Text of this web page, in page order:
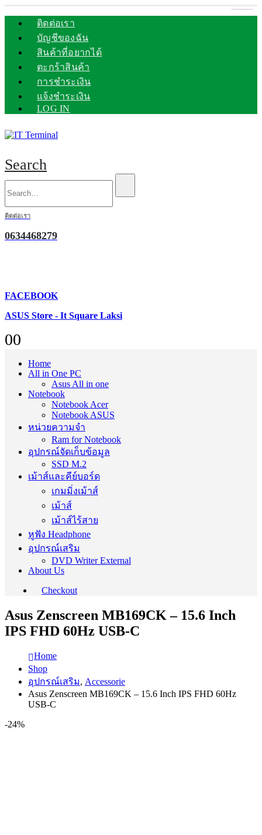
ติดต่อเรา
บัญชีของฉัน
สินค้าที่อยากได้
ตะกร้าสินค้า
การชำระเงิน
แจ้งชำระเงิน
LOG IN
Search
ติดต่อเรา
0634468279
FACEBOOK
ASUS Store - It Square Laksi
00
Home
All in One PC
Asus All in one
Notebook
Notebook Acer
Notebook ASUS
หน่วยความจำ
Ram for Notebook
อุปกรณ์จัดเก็บข้อมูล
SSD M.2
เม้าส์และคีย์บอร์ด
เกมมิ่งเม้าส์
เม้าส์
เม้าส์ไร้สาย
หูฟัง Headphone
อุปกรณ์เสริม
DVD Writer External
About Us
Checkout
Asus Zenscreen MB169CK – 15.6 Inch
IPS FHD 60Hz USB-C
Home
Shop
อุปกรณ์เสริม, Accessorie
Asus Zenscreen MB169CK – 15.6 Inch IPS FHD 60Hz
USB-C
-24%